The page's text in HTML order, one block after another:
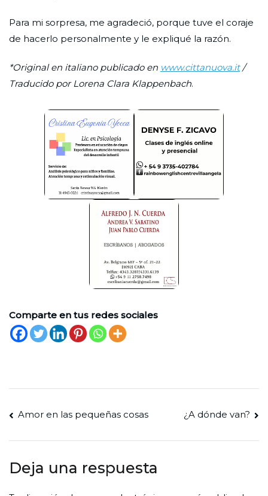
Para mi sorpresa, me agradeció, porque tuve el coraje
de hacerlo personalmente y le expliqué la razón.
*Original en italiano publicado en www.cittanuova.it/
Traducido por Lorena Clara Klappenbach.
Comparte en tus redes sociales
Navegación
de
entradas
Amor en las pequeñas cosas ¿A dónde van?
Deja una respuesta